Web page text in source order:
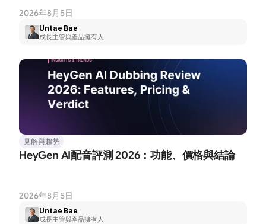
2026年8月5日
Untae Bae
成長主管與產品擁有人
見解與趨勢
HeyGen AI配音評測 2026：功能、價格與結論
2026年8月5日
Untae Bae
成長主管與產品擁有人